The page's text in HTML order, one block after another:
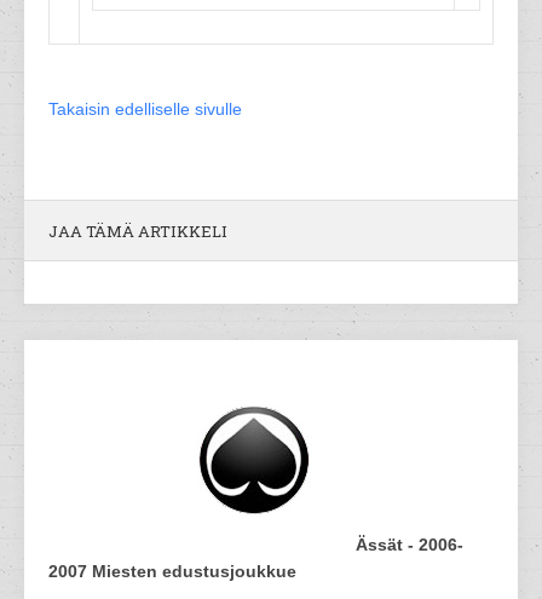
Takaisin edelliselle sivulle
JAA TÄMÄ ARTIKKELI
Ässät - 2006-
2007 Miesten edustusjoukkue